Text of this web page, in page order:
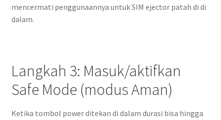
mencermati penggunaannya untuk SIM ejector patah di di
dalam.
Langkah 3: Masuk/aktifkan
Safe Mode (modus Aman)
Ketika tombol power ditekan di dalam durasi bisa hingga